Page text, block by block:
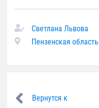
Светлана Львова
Пензенская область
Вернутся к